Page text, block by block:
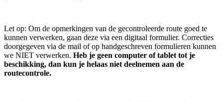
Let op: Om de opmerkingen van de gecontroleerde route goed te
kunnen verwerken, gaan deze via een digitaal formulier. Correcties
doorgegeven via de mail of op handgeschreven formulieren kunnen
we NIET verwerken. Heb je geen computer of tablet tot je
beschikking, dan kun je helaas niet deelnemen aan de
routecontrole.